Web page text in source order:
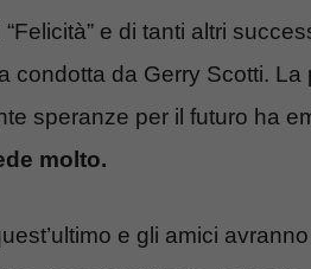
“Felicità” e di tanti altri
condotta da Gerry Scotti.
speranze per il futuro ha
molto.
e gli amici